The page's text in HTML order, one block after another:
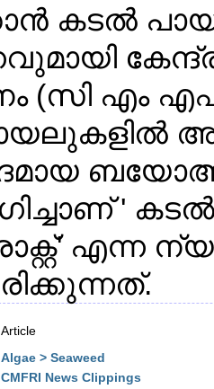
കടൽ
(സി എം
'
എന്ന
Article
Algae > Seaweed
CMFRI News Clippings